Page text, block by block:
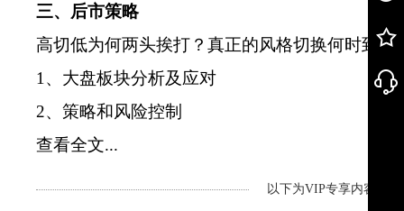
三、后市策略
高切低为何两头挨打？真正的风格切换何时到来
1、大盘板块分析及应对
2、策略和风险控制
查看全文...
以下为VIP专享内容，剩